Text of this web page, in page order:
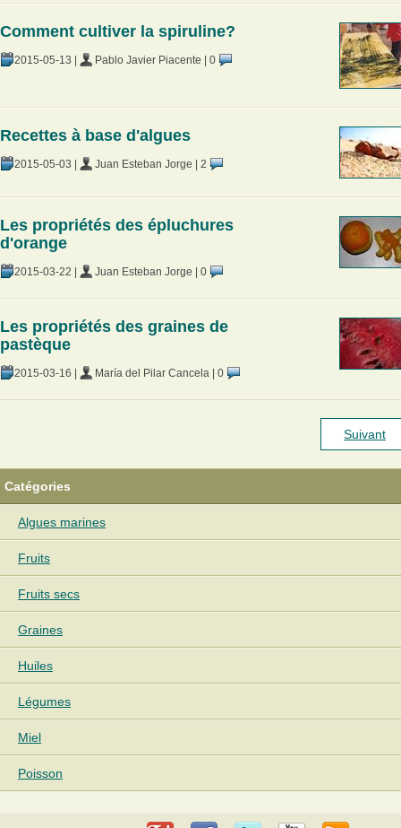
Comment cultiver la spiruline?
2015-05-13 Pablo Javier Piacente 0
Recettes à base d'algues
2015-05-03 Juan Esteban Jorge 2
Les propriétés des épluchures
d'orange
2015-03-22 Juan Esteban Jorge 0
Les propriétés des graines de
pastèque
2015-03-16 María del Pilar Cancela 0
Suivant
Catégories
Algues marines
Fruits
Fruits secs
Graines
Huiles
Légumes
Miel
Poisson